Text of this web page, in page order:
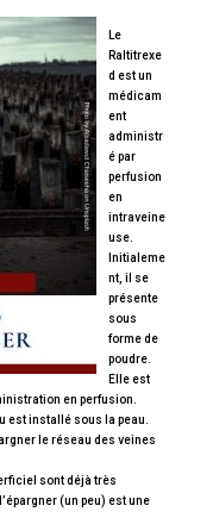
Le
Raltitrexe
d est un
médicam
ent
administr
é par
perfusion
en
intraveine
use.
Initialeme
nt, il se
présente
sous
forme de
poudre.
Elle est
en perfusion.
est installé sous la peau.
le réseau des veines
sont déjà très
(un peu) est une